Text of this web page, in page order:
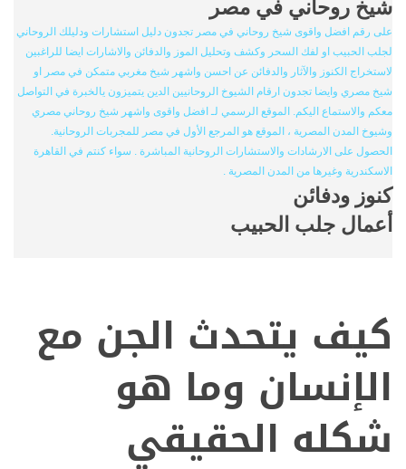
شيخ روحاني في مصر
على رقم افضل واقوى شيخ روحاني في مصر تجدون دليل استشارات ودليلك الروحاني
لجلب الحبيب او لفك السحر وكشف وتحليل الموز والدفائن والاشارات ايضا للراغبين
لاستخراج الكنوز والآثار والدفائن عن احسن واشهر شيخ مغربي متمكن في مصر او
شيخ مصري وايضا تجدون ارقام الشيوخ الروحانيين الدين يتميزون يالخبرة في التواصل
معكم والاستماع اليكم. الموقع الرسمي لـ افضل واقوى واشهر شيخ روحاني مصري
وشيوخ المدن المصرية ، الموقع هو المرجع الأول في مصر للمجربات الروحانية.
الحصول على الارشادات والاستشارات الروحانية المباشرة . سواء كنتم في القاهرة
الاسكندرية وغيرها من المدن المصرية .
كنوز ودفائن
أعمال جلب الحبيب
كيف يتحدث الجن مع
الإنسان وما هو
شكله الحقيقي